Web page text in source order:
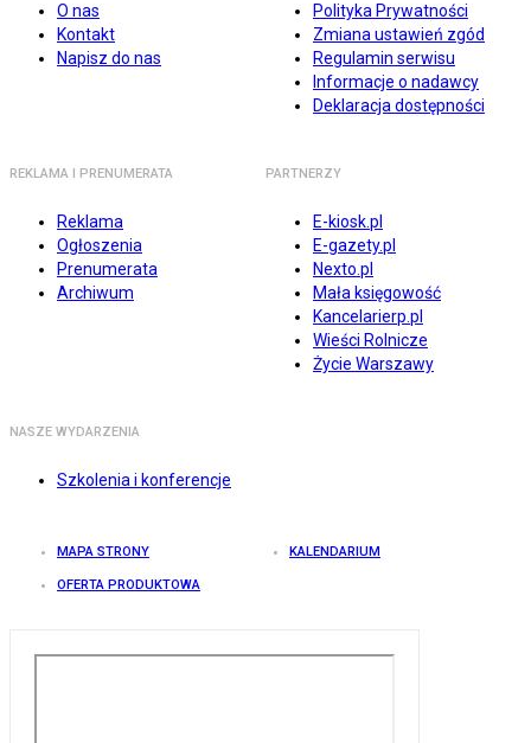
O nas
Kontakt
Napisz do nas
Polityka Prywatności
Zmiana ustawień zgód
Regulamin serwisu
Informacje o nadawcy
Deklaracja dostępności
REKLAMA I PRENUMERATA
Reklama
Ogłoszenia
Prenumerata
Archiwum
PARTNERZY
E-kiosk.pl
E-gazety.pl
Nexto.pl
Mała księgowość
Kancelarierp.pl
Wieści Rolnicze
Życie Warszawy
NASZE WYDARZENIA
Szkolenia i konferencje
MAPA STRONY KALENDARIUM
OFERTA PRODUKTOWA